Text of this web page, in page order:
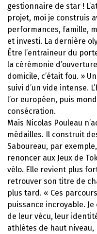
gestionnaire de star !
projet, moi je construis
performances, famille,
et investi. La dernière
Être l’entraineur du
la cérémonie
domicile, c’était fou. »
suivi d’un vide intense.
l’or européen, puis
consécration.
Mais Nicolas Pouleau
médailles. Il construit
Saboureau, par
renoncer aux Jeux de
vélo. Elle revient plus
retrouver son titre de
plus tard. « Ces
puissance incroyable.
de leur vécu, leur
athlètes de haut